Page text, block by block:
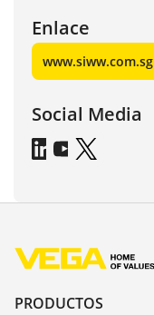
Enlace
www.siww.com.sg
Social Media
PRODUCTOS